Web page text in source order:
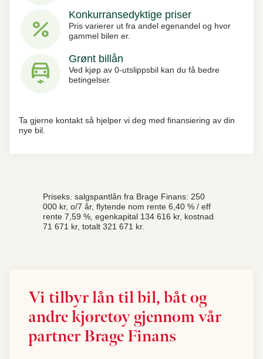
percent
Konkurransedyktige priser
Pris varierer ut fra andel egenandel og hvor
gammel bilen er.
electric_car
Grønt billån
Ved kjøp av 0-utslippsbil kan du få bedre
betingelser.
Ta gjerne kontakt så hjelper vi deg med finansiering av din
nye bil.
Priseks. salgspantlån fra Brage Finans: 250
000 kr, o/7 år, flytende nom rente 6,40 % / eff
rente 7,59 %, egenkapital 134 616 kr, kostnad
71 671 kr, totalt 321 671 kr.
Vi tilbyr lån til bil, båt og
andre kjøretøy gjennom vår
partner Brage Finans